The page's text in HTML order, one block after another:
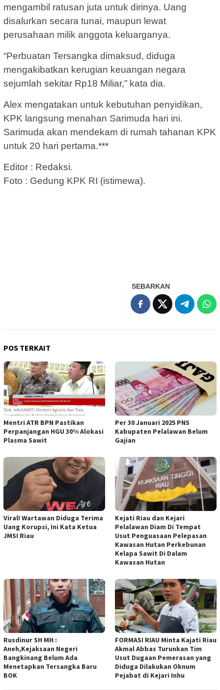
mengambil ratusan juta untuk dirinya. Uang
disalurkan secara tunai, maupun lewat
perusahaan milik anggota keluarganya.
“Perbuatan Tersangka dimaksud, diduga
mengakibatkan kerugian keuangan negara
sejumlah sekitar Rp18 Miliar,” kata dia.
Alex mengatakan untuk kebutuhan penyidikan,
KPK langsung menahan Sarimuda hari ini.
Sarimuda akan mendekam di rumah tahanan KPK
untuk 20 hari pertama.***
Editor : Redaksi.
Foto : Gedung KPK RI (istimewa).
SEBARKAN
POS TERKAIT
Mentri ATR BPN Pastikan
Perpanjangan HGU 30% Alokasi
Plasma Sawit
Per 30 Januari 2025 PNS
Kabupaten Pelalawan Belum
Gajian
Viral! Wartawan Diduga Terima
Uang Korupsi, Ini Kata Ketua
JMSI Riau
Kejati Riau dan Kejari
Pelalawan Diam Di Tempat
Usut Penguasaan Pelepasan
Kawasan Hutan Perkebunan
Kelapa Sawit Di Dalam
Kawasan Hutan
Rusdinur SH MH :
Aneh,Kejaksaan Negeri
Bangkinang Belum Ada
Menetapkan Tersangka Baru
BOK
FORMASI RIAU Minta Kajati Riau
Akmal Abbas Turunkan Tim
Usut Dugaan Pemerasan yang
Diduga Dilakukan Oknum
Pejabat di Kejari Inhu